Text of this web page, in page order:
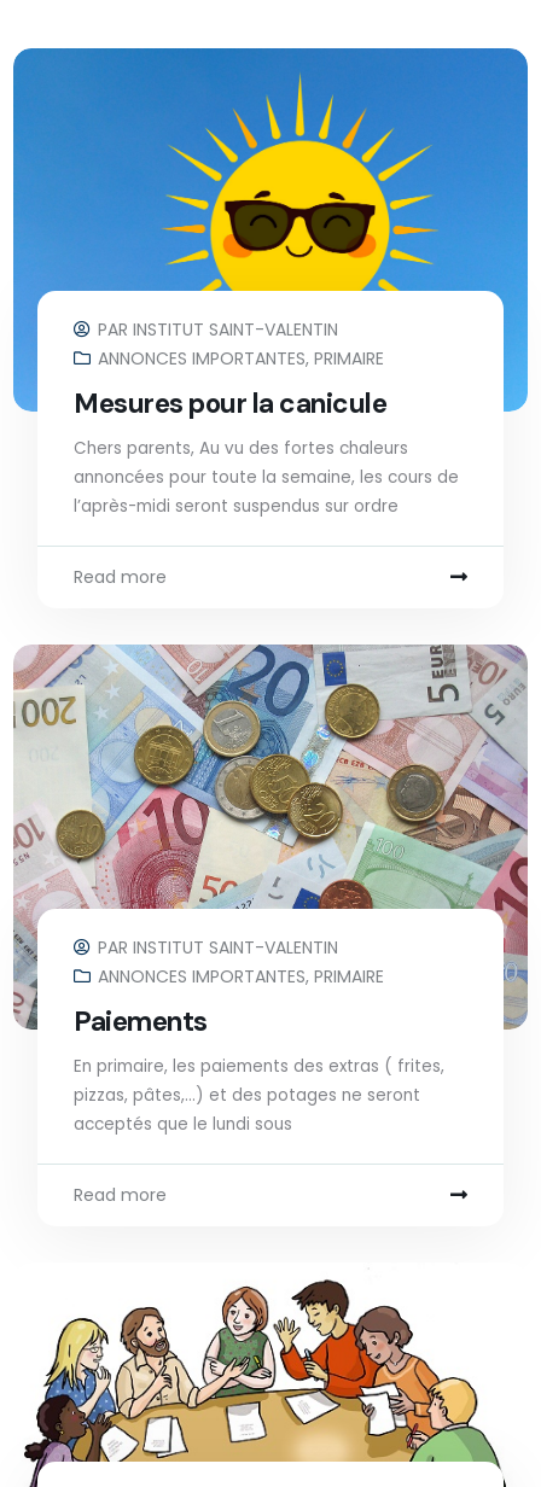
PARINSTITUT SAINT-VALENTIN
ANNONCES IMPORTANTES,PRIMAIRE
Mesures pour la canicule
Chers parents, Au vu des fortes chaleurs
annoncées pour toute la semaine, les cours de
l’après-midi seront suspendus sur ordre
Read more
PARINSTITUT SAINT-VALENTIN
ANNONCES IMPORTANTES,PRIMAIRE
Paiements
En primaire, les paiements des extras ( frites,
pizzas, pâtes,…) et des potages ne seront
acceptés que le lundi sous
Read more